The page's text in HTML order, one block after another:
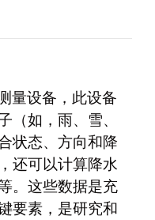
量设备，此设备
（如，雨、雪、
状态、方向和降
还可以计算降水
。这些数据是充
要素，是研究和